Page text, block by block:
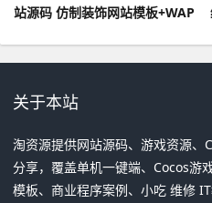
站源码 仿制装饰网站模板+WAP
关于本站
淘资源提供网站源码、游戏资源、
分享，覆盖单机一键端、Cocos游
模板、商业程序案例、小吃 维修